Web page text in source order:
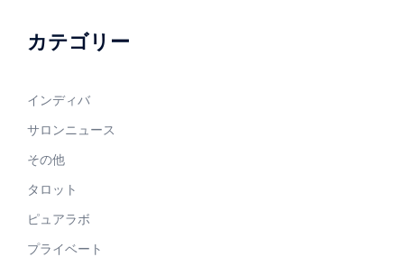
カテゴリー
インディバ
サロンニュース
その他
タロット
ピュアラボ
プライベート